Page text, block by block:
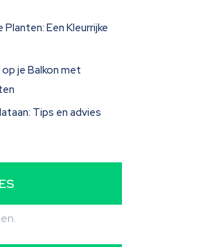
Een Kleurrijke
je Balkon met
Tips en advies